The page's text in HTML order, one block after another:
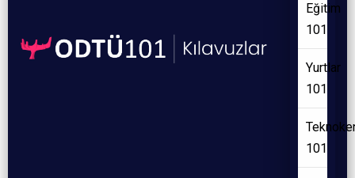
Eğitim
101
Yurtlar
101
101